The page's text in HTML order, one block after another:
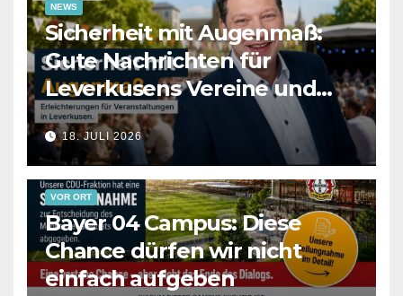
NEWS
Sicherheit mit Augenmaß:
Gute Nachrichten für
Leverkusens Vereine und
Veranstalter
18. JULI 2026
VOR ORT
Bayer 04 Campus: Diese
Chance dürfen wir nicht
einfach aufgeben